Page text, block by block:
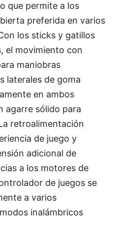
que permite a los
preferida en varios
los sticks y gatillos
el movimiento con
maniobras
laterales de goma
en ambos
agarre sólido para
retroalimentación
de juego y
adicional de
a los motores de
de juegos se
a varios
inalámbricos